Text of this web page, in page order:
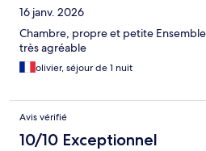
16 janv. 2026
Chambre, propre et petite
très agréable
olivier, séjour de 1 nuit
Avis vérifié
10/10 Exceptionnel